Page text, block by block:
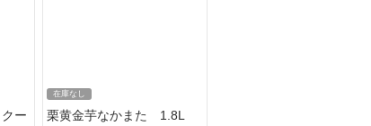
ー
在庫なし
栗黄金芋なかまた 1.8L